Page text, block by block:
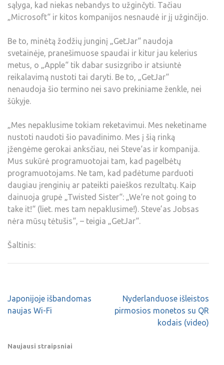
sąlyga, kad niekas nebandys to užginčyti. Tačiau
„Microsoft“ ir kitos kompanijos nesnaudė ir jį užginčijo.
Be to, minėtą žodžių junginį „GetJar“ naudoja
svetainėje, pranešimuose spaudai ir kitur jau kelerius
metus, o „Apple“ tik dabar susizgribo ir atsiuntė
reikalavimą nustoti tai daryti. Be to, „GetJar“
nenaudoja šio termino nei savo prekiniame ženkle, nei
šūkyje.
„Mes nepaklusime tokiam reketavimui. Mes neketiname
nustoti naudoti šio pavadinimo. Mes į šią rinką
įžengėme gerokai anksčiau, nei Steve‘as ir kompanija.
Mus sukūrė programuotojai tam, kad pagelbėtų
programuotojams. Ne tam, kad padėtume parduoti
daugiau įrenginių ar pateikti paieškos rezultatų. Kaip
dainuoja grupė „Twisted Sister“: „We‘re not going to
take it!“ (liet. mes tam nepaklusime!). Steve’as Jobsas
nėra mūsų tėtušis“, – teigia „GetJar“.
Šaltinis:
Japonijoje išbandomas
naujas Wi-Fi
Nyderlanduose išleistos
pirmosios monetos su QR
kodais (video)
Naujausi straipsniai